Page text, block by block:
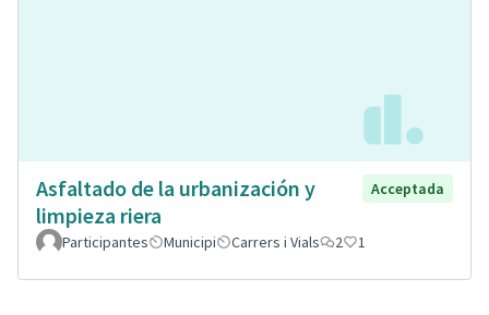
Asfaltado de la urbanización y
limpieza riera
Acceptada
Participantes Municipi Carrers i Vials 2 1